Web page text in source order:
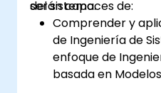
del sistema.
serán capaces de:
Comprender y
de Ingeniería de
enfoque de
basada en